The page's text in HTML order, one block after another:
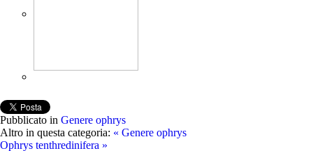
Pubblicato in Genere ophrys
Altro in questa categoria: « Genere ophrys
Ophrys tenthredinifera »